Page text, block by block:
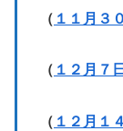
（ １１月３
（ １２月７
（ １２月１